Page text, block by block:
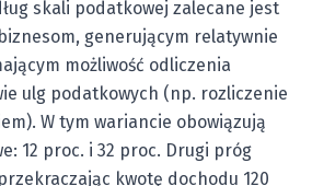
skali podatkowej zalecane jest
generującym relatywnie
możliwość odliczenia
ulg podatkowych (np. rozliczenie
W tym wariancie obowiązują
12 proc. i 32 proc. Drugi próg
kwotę dochodu 120